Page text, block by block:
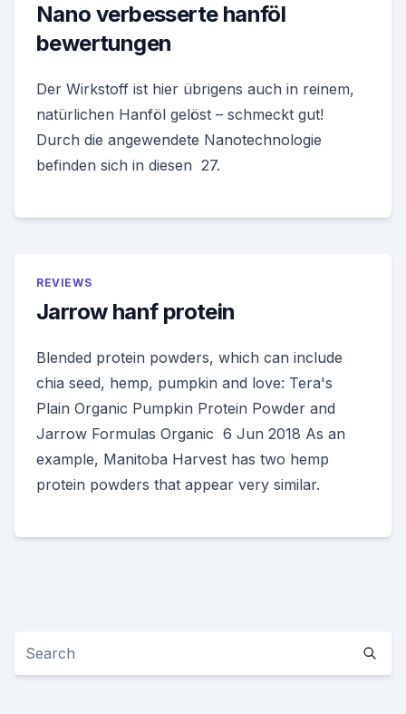
Nano verbesserte hanföl
bewertungen
Der Wirkstoff ist hier übrigens auch in reinem,
natürlichen Hanföl gelöst – schmeckt gut!
Durch die angewendete Nanotechnologie
befinden sich in diesen 27.
REVIEWS
Jarrow hanf protein
Blended protein powders, which can include
chia seed, hemp, pumpkin and love: Tera's
Plain Organic Pumpkin Protein Powder and
Jarrow Formulas Organic 6 Jun 2018 As an
example, Manitoba Harvest has two hemp
protein powders that appear very similar.